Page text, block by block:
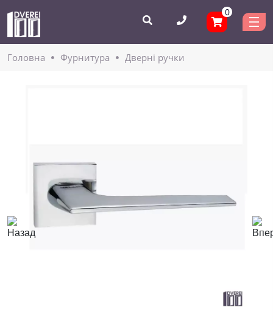
0
Головнa Фурнитура Дверні ручки